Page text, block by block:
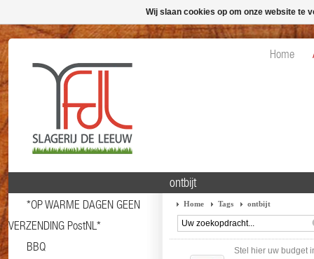
Home
*OP WARME DAGEN GEEN
VERZENDING PostNL*
BBQ
ontbijt
Home Tags ontbijt
Stel hier uw budget
Wij slaan cookies op om onze website te